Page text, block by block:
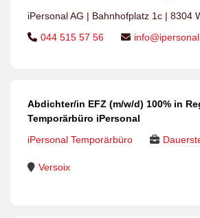
iPersonal AG | Bahnhofplatz 1c | 8304
044 515 57 56
Abdichter/in EFZ (m/w/d) 100% in
Temporärbüro iPersonal
iPersonal Temporärbüro
Versoix